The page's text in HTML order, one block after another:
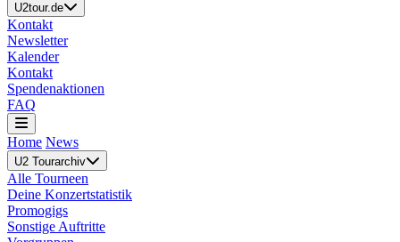
U2tour.de
Kontakt
Newsletter
Kalender
Kontakt
Spendenaktionen
FAQ
Home News
U2 Tourarchiv
Alle Tourneen
Deine Konzertstatistik
Promogigs
Sonstige Auftritte